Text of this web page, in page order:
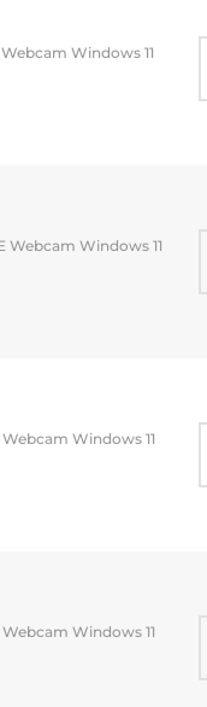
Windows 11
Webcam Windows 11
Webcam Windows 11
Webcam Windows 11